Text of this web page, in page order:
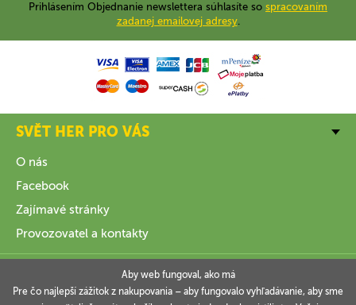
Prihlásením Objednanie newslettera súhlasíte so spracovaním
zadanej emailovej adresy.
SVĚT HER PRO VÁS
O nás
Facebook
Zajímavé stránky
Provozovatel a kontakty
Aby web fungoval, ako má
Pre čo najlepší zážitok z nakupovania – aby fungovalo vyhľadávanie, aby sme